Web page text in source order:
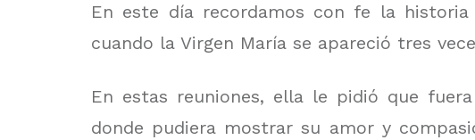
En este día recordamos con fe la
cuando la Virgen María se apareció tres
En estas reuniones, ella le pidió que
donde pudiera mostrar su amor y